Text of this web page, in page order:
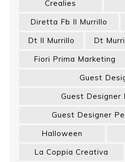
Crealies
Diretta Fb Il Murrillo
Dt Il Murrillo
Dt
Fiori Prima Marketing
Guest
Guest Designer
Guest Designer
Halloween
La Coppia Creativa